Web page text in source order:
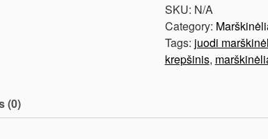
SKU: N/A
Category:
Tags: juodi
krepšinis,
(0)